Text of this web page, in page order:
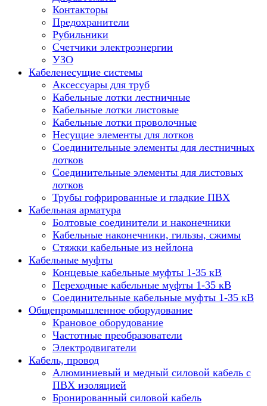
Контакторы
Предохранители
Рубильники
Счетчики электроэнергии
УЗО
Кабеленесущие системы
Аксессуары для труб
Кабельные лотки лестничные
Кабельные лотки листовые
Кабельные лотки проволочные
Несущие элементы для лотков
Соединительные элементы для лестничных
лотков
Соединительные элементы для листовых
лотков
Трубы гофрированные и гладкие ПВХ
Кабельная арматура
Болтовые соединители и наконечники
Кабельные наконечники, гильзы, сжимы
Стяжки кабельные из нейлона
Кабельные муфты
Концевые кабельные муфты 1-35 кВ
Переходные кабельные муфты 1-35 кВ
Соединительные кабельные муфты 1-35 кВ
Общепромышленное оборудование
Крановое оборудование
Частотные преобразователи
Электродвигатели
Кабель, провод
Алюминиевый и медный силовой кабель с
ПВХ изоляцией
Бронированный силовой кабель